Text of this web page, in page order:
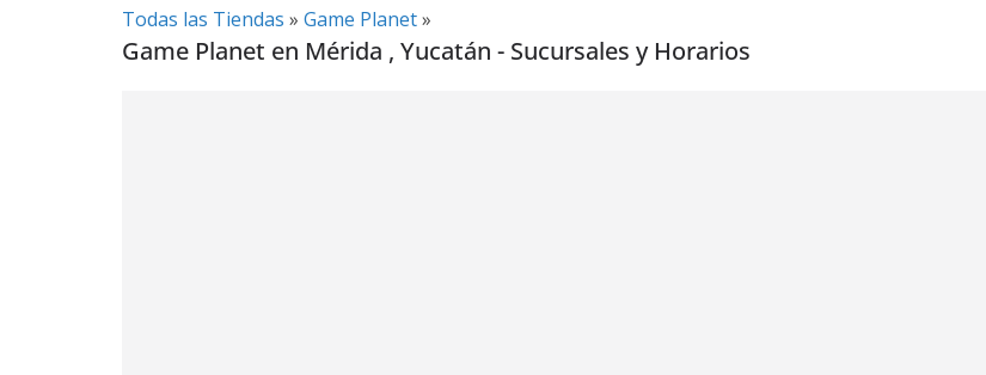
Todas las Tiendas » Game Planet»
Game Planet en Mérida , Yucatán - Sucursales y Horarios